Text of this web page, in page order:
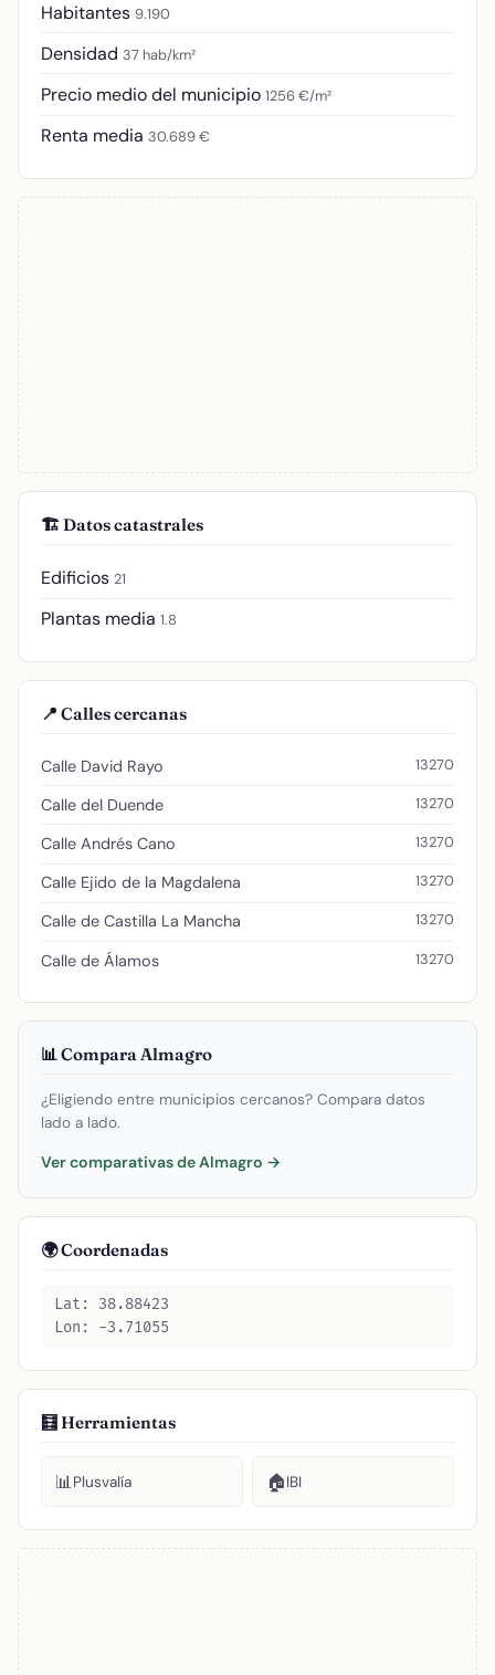
Habitantes 9.190
Densidad 37 hab/km²
Precio medio del municipio 1256 €/m²
Renta media 30.689 €
🏗️ Datos catastrales
Edificios 21
Plantas media 1.8
📍 Calles cercanas
Calle David Rayo 13270
Calle del Duende 13270
Calle Andrés Cano 13270
Calle Ejido de la Magdalena 13270
Calle de Castilla La Mancha 13270
Calle de Álamos 13270
📊 Compara Almagro
¿Eligiendo entre municipios cercanos? Compara datos
lado a lado.
Ver comparativas de Almagro →
🌍 Coordenadas
Lat: 38.88423
Lon: -3.71055
🧮 Herramientas
📊Plusvalía 🏠IBI